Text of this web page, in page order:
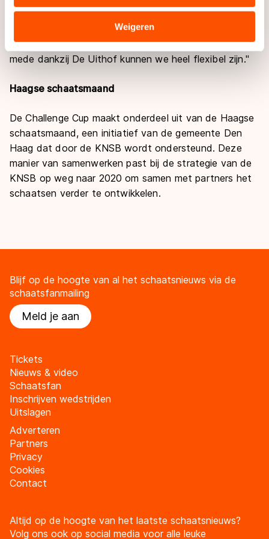
verstrekt of die zij hebben verzameld via hun services.
Sommige partners kunnen gegevens doorgeven aan
landen buiten de EU, zoals de VS, waar mogelijk geen
adequaat beschermingsniveau geldt volgens de GDPR.
overdracht. Meer informatie vindt u in ons
Weigeren
"Ik heb al diverse alternatieve wedstrijdschema’s klaar
liggen voor het geval de toeloop te groot wordt. Maar
mede dankzij De Uithof kunnen we heel flexibel zijn."
Haagse schaatsmaand
De Challenge Cup maakt onderdeel uit van de Haagse
schaatsmaand, een initiatief van de gemeente Den
Haag dat door de KNSB wordt ondersteund. Deze
manier van samenwerken past bij de strategie van de
KNSB op weg naar 2020 om samen met partners het
schaatsen verder te ontwikkelen.
Blijf op de hoogte van al het schaatsnieuws via de
schaatsfanmailing
Meld je aan
Tickets
Nieuws & video
Schaatsfan
Inschrijven wedstrijden
Uitslagen
Adverteren
Partners
Privacy
Cookies
Contact
Altijd op de hoogte van het laatste schaatsnieuws?
Volg ons ook op social media voor alle leuke